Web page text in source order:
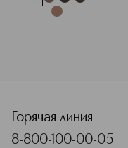
Горячая линия
8-800-100-00-05